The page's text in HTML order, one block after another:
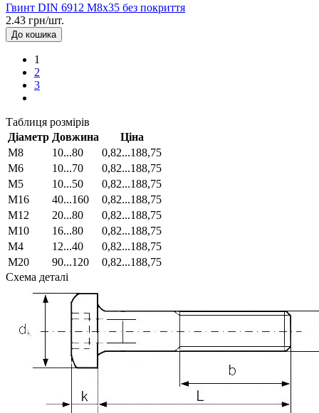
Гвинт DIN 6912 М8x35 без покриття
2.43 грн/шт.
До кошика
1
2
3
Таблиця розмірів
Діаметр Довжина
Ціна
М8
10...80
0,82...188,75
М6
10...70
0,82...188,75
М5
10...50
0,82...188,75
М16
40...160
0,82...188,75
М12
20...80
0,82...188,75
М10
16...80
0,82...188,75
М4
12...40
0,82...188,75
М20
90...120
0,82...188,75
Схема деталі